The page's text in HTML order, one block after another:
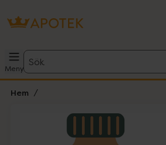
Meny
Sök
Hem
Lista: . Innehåller 1 objekt.